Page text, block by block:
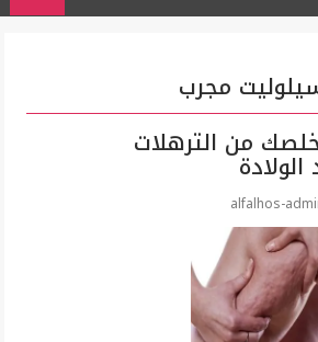
مجرب
من الترهلات
alfalhos-